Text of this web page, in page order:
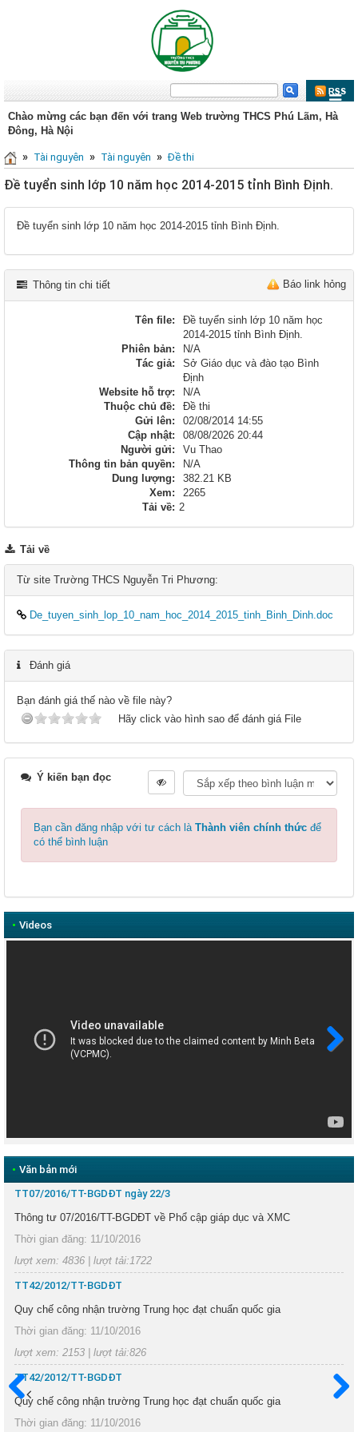
Chào mừng các bạn đến với trang Web trường THCS Phú Lãm, Hà
Đông, Hà Nội
» Tài nguyên » Tài nguyên » Đề thi
Đề tuyển sinh lớp 10 năm học 2014-2015 tỉnh Bình Định.
Đề tuyển sinh lớp 10 năm học 2014-2015 tỉnh Bình Định.
Báo link hỏng
Thông tin chi tiết
Tên file:
Đề tuyển sinh lớp 10 năm học
2014-2015 tỉnh Bình Định.
Phiên bản:
N/A
Tác giả:
Sở Giáo dục và đào tạo Bình
Định
Website hỗ trợ:
N/A
Thuộc chủ đề:
Đề thi
Gửi lên:
02/08/2014 14:55
Cập nhật:
08/08/2026 20:44
Người gửi:
Vu Thao
Thông tin bản quyền:
N/A
Dung lượng:
382.21 KB
Xem:
2265
Tải về: 2
Tải về
Từ site Trường THCS Nguyễn Tri Phương:
De_tuyen_sinh_lop_10_nam_hoc_2014_2015_tinh_Binh_Dinh.doc
Đánh giá
Bạn đánh giá thế nào về file này?
Hãy click vào hình sao để đánh giá File
Ý kiến bạn đọc
Bạn cần đăng nhập với tư cách là Thành viên chính thức để
có thể bình luận
• Videos
Trước
• Văn bản mới
TT07/2016/TT-BGDĐT ngày 22/3
Thông tư 07/2016/TT-BGDĐT về Phổ cập giáp dục và XMC
Thời gian đăng: 11/10/2016
lượt xem: 4836 | lượt tải:1722
TT42/2012/TT-BGDĐT
Quy chế công nhận trường Trung học đạt chuẩn quốc gia
Thời gian đăng: 11/10/2016
lượt xem: 2153 | lượt tải:826
TT42/2012/TT-BGDĐT
Quy chế công nhận trường Trung học đạt chuẩn quốc gia
Thời gian đăng: 11/10/2016